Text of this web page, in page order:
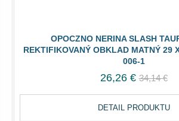
OPOCZNO NERINA SLASH
REKTIFIKOVANÝ OBKLAD MATNÝ 29
006-1
26,26 € 34,14 €
DETAIL PRODUKTU